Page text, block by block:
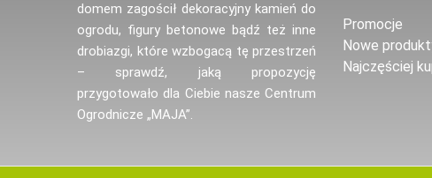
domem zagościł dekoracyjny kamień do
ogrodu, figury betonowe bądź też inne
drobiazgi, które wzbogacą tę przestrzeń
– sprawdź, jaką propozycję
przygotowało dla Ciebie nasze Centrum
Ogrodnicze „MAJA”.
Promocje
Nowe
Najczęściej